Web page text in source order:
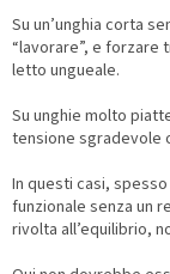
Su un’unghia corta
“lavorare”, e forzare
letto ungueale.
Su unghie molto
tensione sgradevole
In questi casi,
funzionale senza un
rivolta all’equilibrio,